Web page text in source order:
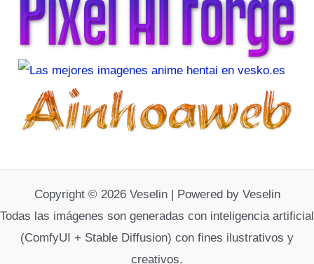
Copyright © 2026 Veselin | Powered by Veselin
Todas las imágenes son generadas con inteligencia artificial
(ComfyUI + Stable Diffusion) con fines ilustrativos y
creativos.